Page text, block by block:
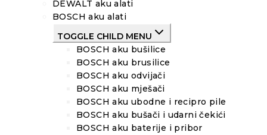
DEWALT aku alati
BOSCH aku alati
TOGGLE CHILD MENU
BOSCH aku bušilice
BOSCH aku brusilice
BOSCH aku odvijači
BOSCH aku mješači
BOSCH aku ubodne i recipro pile
BOSCH aku bušači i udarni čekići
BOSCH aku baterije i pribor